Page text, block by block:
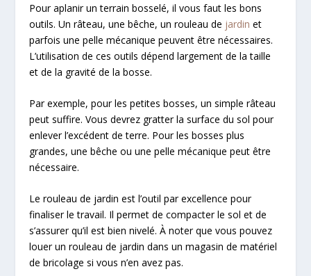
Pour aplanir un terrain bosselé, il vous faut les bons
outils. Un râteau, une bêche, un rouleau de jardin et
parfois une pelle mécanique peuvent être nécessaires.
L’utilisation de ces outils dépend largement de la taille
et de la gravité de la bosse.
Par exemple, pour les petites bosses, un simple râteau
peut suffire. Vous devrez gratter la surface du sol pour
enlever l’excédent de terre. Pour les bosses plus
grandes, une bêche ou une pelle mécanique peut être
nécessaire.
Le rouleau de jardin est l’outil par excellence pour
finaliser le travail. Il permet de compacter le sol et de
s’assurer qu’il est bien nivelé. À noter que vous pouvez
louer un rouleau de jardin dans un magasin de matériel
de bricolage si vous n’en avez pas.